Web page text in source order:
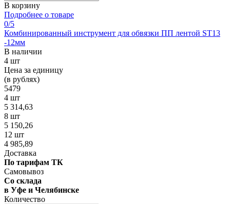
В корзину
Подробнее о товаре
0/5
Комбинированный инструмент для обвязки ПП лентой ST13
-12мм
В наличии
4 шт
Цена за единицу
(в рублях)
5479
4 шт
5 314,63
8 шт
5 150,26
12 шт
4 985,89
Доставка
По тарифам ТК
Самовывоз
Со склада
в Уфе и Челябинске
Количество